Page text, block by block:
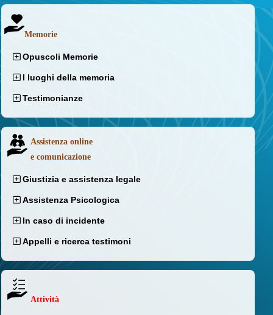
Memorie
Opuscoli Memorie
I luoghi della memoria
Testimonianze
Assistenza online
e comunicazione
Giustizia e assistenza legale
Assistenza Psicologica
In caso di incidente
Appelli e ricerca testimoni
Attività